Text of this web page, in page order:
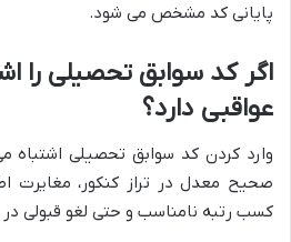
پایانی کد مشخص می شود.
اگر کد سوابق تحصیلی را
عواقبی دارد؟
وارد کردن کد سوابق تحصیلی اشتباه
صحیح معدل در تراز کنکور، مغایرت
کسب رتبه نامناسب و حتی لغو قبولی